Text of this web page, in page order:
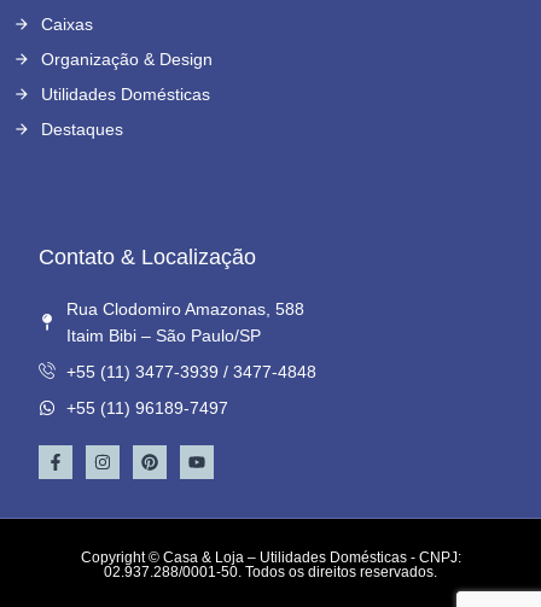
Caixas
Organização & Design
Utilidades Domésticas
Destaques
Contato & Localização
Rua Clodomiro Amazonas, 588
Itaim Bibi – São Paulo/SP
+55 (11) 3477-3939 / 3477-4848
+55 (11) 96189-7497
Copyright © Casa & Loja – Utilidades Domésticas - CNPJ:
02.937.288/0001-50. Todos os direitos reservados.